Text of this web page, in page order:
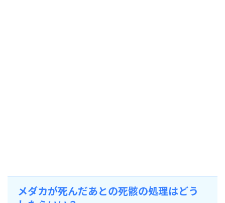
メダカが死んだあとの死骸の処理はどう